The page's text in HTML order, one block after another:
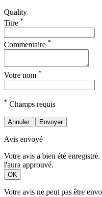
Quality
Titre *
Commentaire *
Votre nom *
* Champs requis
Annuler Envoyer
Avis envoyé
Votre avis a bien été
l'aura approuvé.
OK
Votre avis ne peut pas être